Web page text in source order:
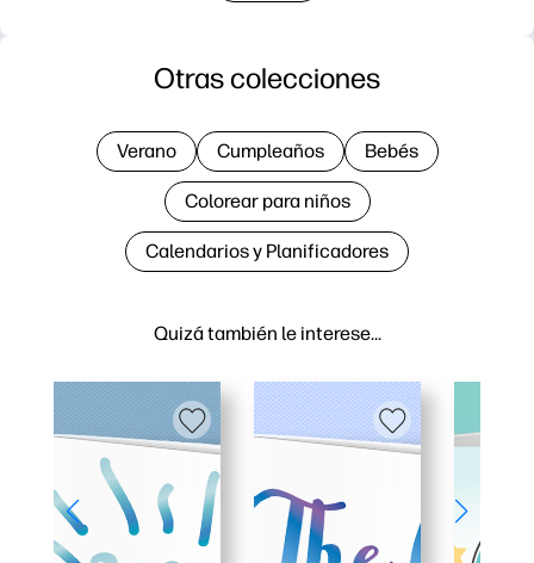
Quizá también le interese…
Otras colecciones
Verano Cumpleaños Bebés
Colorear para niños
Calendarios y Planificadores